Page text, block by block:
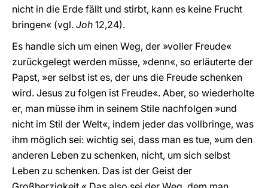
nicht in die Erde fällt und stirbt, kann es keine Frucht
bringen« (vgl. Joh 12,24).
Es handle sich um einen Weg, der »voller Freude«
zurückgelegt werden müsse, »denn«, so erläuterte der
Papst, »er selbst ist es, der uns die Freude schenken
wird. Jesus zu folgen ist Freude«. Aber, so wiederholte
er, man müsse ihm in seinem Stile nachfolgen »und
nicht im Stil der Welt«, indem jeder das vollbringe, was
ihm möglich sei: wichtig sei, dass man es tue, »um den
anderen Leben zu schenken, nicht, um sich selbst
Leben zu schenken. Das ist der Geist der